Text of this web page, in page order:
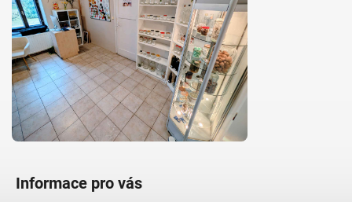
Informace pro vás